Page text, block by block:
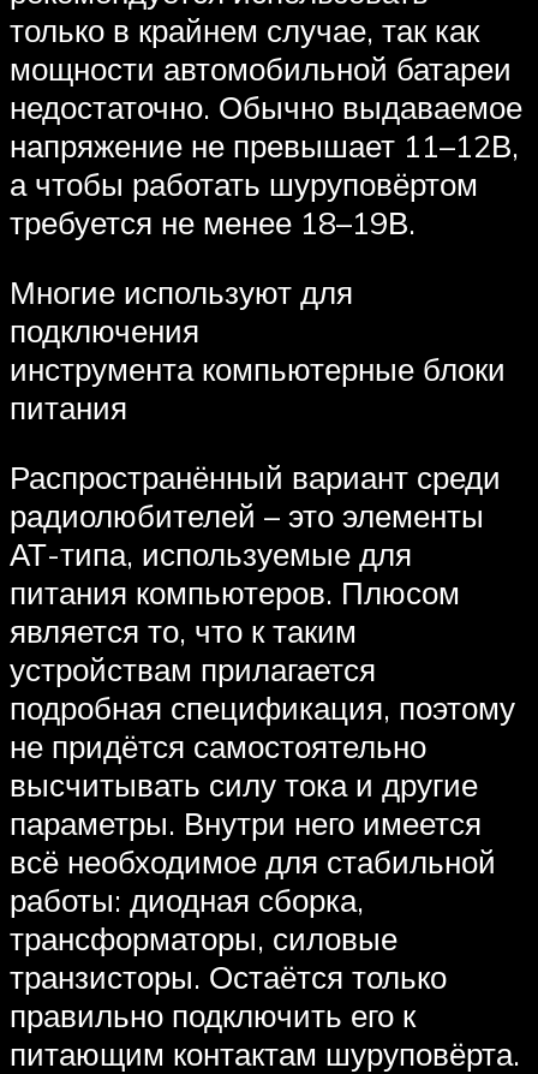
только в крайнем случае, так как
мощности автомобильной батареи
недостаточно. Обычно выдаваемое
напряжение не превышает 11–12В,
а чтобы работать шуруповёртом
требуется не менее 18–19В.
Многие используют для
подключения
инструмента компьютерные блоки
питания
Распространённый вариант среди
радиолюбителей – это элементы
АТ-типа, используемые для
питания компьютеров. Плюсом
является то, что к таким
устройствам прилагается
подробная спецификация, поэтому
не придётся самостоятельно
высчитывать силу тока и другие
параметры. Внутри него имеется
всё необходимое для стабильной
работы: диодная сборка,
трансформаторы, силовые
транзисторы. Остаётся только
правильно подключить его к
питающим контактам шуруповёрта.